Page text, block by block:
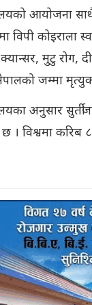
आयोजना
विपी कोइराला
मुटु रोग,
जम्मा
अनुसार
विश्वमा करिब